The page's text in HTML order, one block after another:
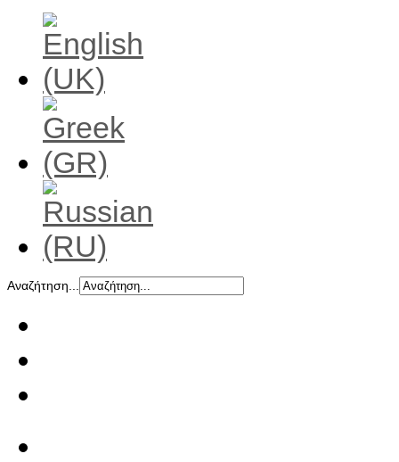
Αναζήτηση...